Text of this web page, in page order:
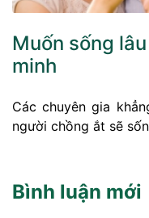
Muốn sống
minh
Các chuyên gia
người chồng ắt sẽ
Bình luận mới